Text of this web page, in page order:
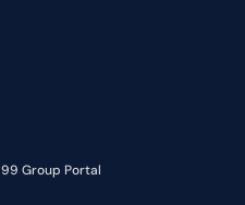
99 Group Portal